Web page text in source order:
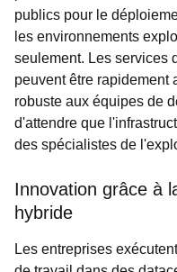
publics pour le
les environnements
seulement. Les services
peuvent être rapidement
robuste aux équipes de
d'attendre que
des spécialistes de
Innovation grâce à
hybride
Les entreprises